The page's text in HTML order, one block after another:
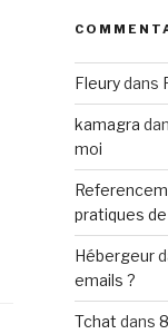
Fleurydans
kamagra
moi
pratiques
Hébergeur
emails ?
Tchat dans